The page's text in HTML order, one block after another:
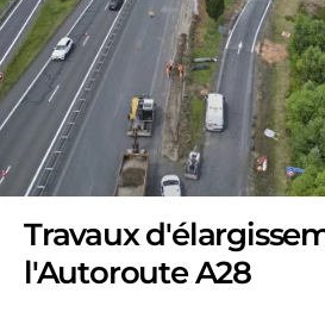
Travaux
l'Autoroute A28